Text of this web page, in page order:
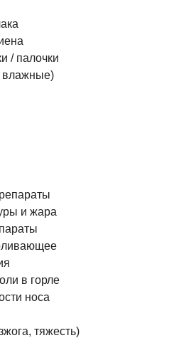
/ палочки
влажные)
и жара
в горле
носа
тяжесть)